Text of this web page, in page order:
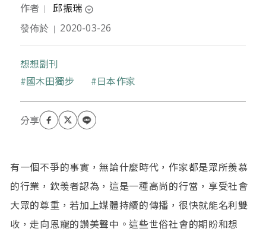
作者 ｜ 邱振瑞 expand_circle_down
作家、翻譯家，著有小說《菩薩有難》、《來信》、
方》、《憂傷似海》、《變奏的開端》等，譯作豐富
多姿，三島由紀夫《我青春漫遊的時代》、《太陽與
鐵》、松本清張《砂之器》、《半生記》、《戰爭時
期日本精神史》、《親美與反美》、《編輯這種病》
等等。
發佈於 ｜ 2020-03-26
想想副刊
關鍵字
國木田獨步 日本作家
有一個不爭的事實，無論什麼時代，作家都是眾所羨慕
的行業，欽羡者認為，這是一種高尚的行當，享受社會
大眾的尊重，若加上媒體持續的傳播，很快就能名利雙
收，走向恩寵的讚美聲中。這些世俗社會的期盼和想